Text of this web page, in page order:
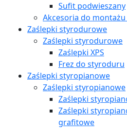
Sufit podwieszany
Akcesoria do
Zaślepki styrodurowe
Zaślepki styrodurowe
Zaślepki XPS
Frez do styroduru
Zaślepki styropianowe
Zaślepki styropianowe
Zaślepki
Zaślepki
grafitowe